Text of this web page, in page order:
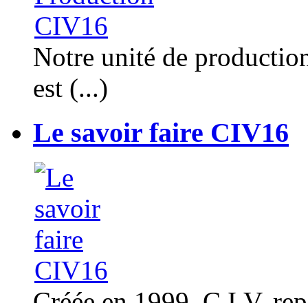
Notre unité de
est (...)
Le savoir faire CIV16